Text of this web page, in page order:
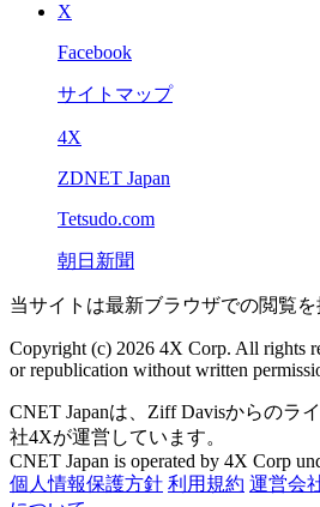
X
Facebook
サイトマップ
4X
ZDNET Japan
Tetsudo.com
朝日新聞
当サイトは最新ブラウザでの閲覧を
Copyright (c) 2026 4X Corp. All rights
or republication without written
CNET Japanは、Ziff Davisからのラ
社4Xが運営しています。
CNET Japan is operated by 4X Corp
個人情報保護方針 利用規約 運営会